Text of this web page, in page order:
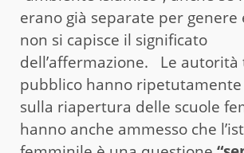
erano già separate per genere
non si capisce il significato
dell’affermazione. Le autorità
pubblico hanno
sulla riapertura delle scuole
hanno anche ammesso che